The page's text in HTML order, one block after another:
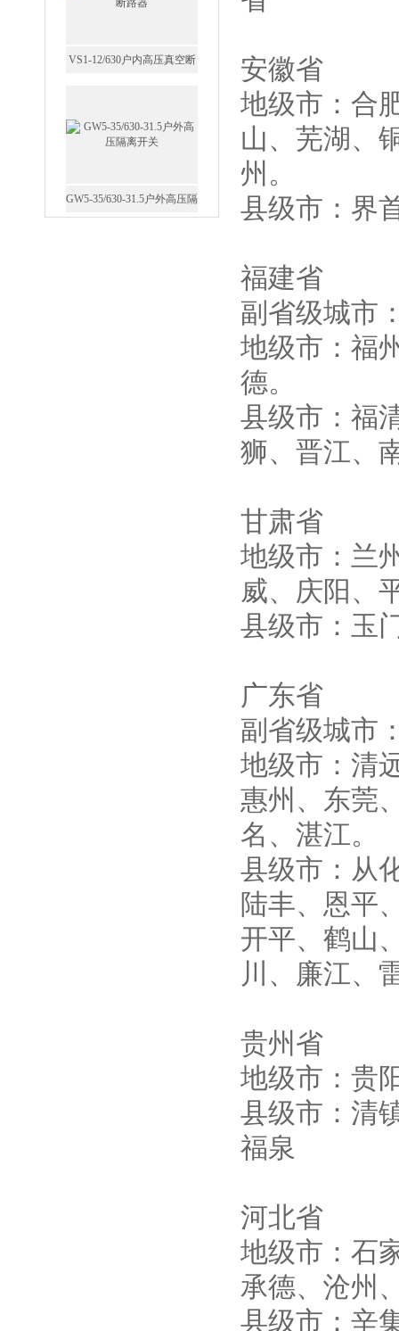
GW5-35/630-31.5户外高压隔
安徽省
地级市：合
山、芜湖、
州。
县级市：界
福建省
副省级城
地级市：福
德。
县级市：福
狮、晋江、
甘肃省
地级市：兰
威、庆阳、
县级市：玉
广东省
副省级城市
地级市：清
惠州、东莞
名、湛江。
县级市：从
陆丰、恩平
开平、鹤山
川、廉江
贵州省
地级市：贵
县级市：清
福泉
河北省
地级市：石
承德、沧州
县级市：辛